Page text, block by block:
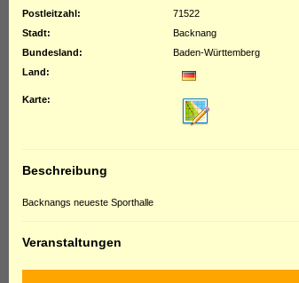
Postleitzahl:
71522
Stadt:
Backnang
Bundesland:
Baden-Württemberg
Land:
Karte:
Beschreibung
Backnangs neueste Sporthalle
Veranstaltungen